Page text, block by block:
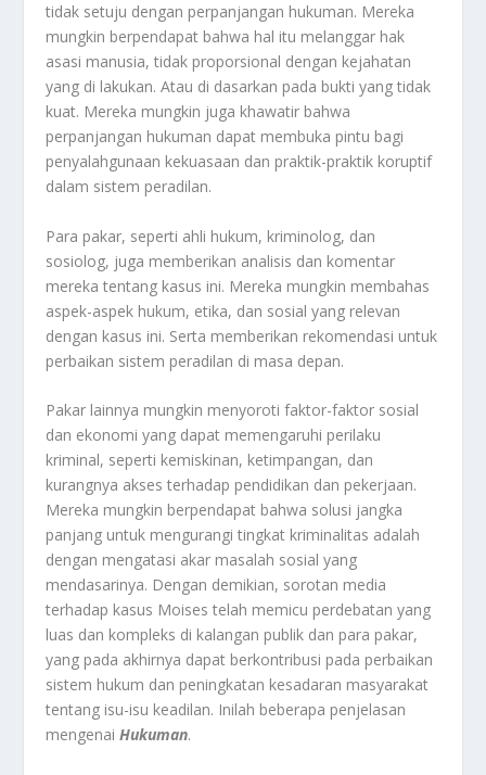
tidak setuju dengan perpanjangan hukuman. Mereka
mungkin berpendapat bahwa hal itu melanggar hak
asasi manusia, tidak proporsional dengan kejahatan
yang di lakukan. Atau di dasarkan pada bukti yang tidak
kuat. Mereka mungkin juga khawatir bahwa
perpanjangan hukuman dapat membuka pintu bagi
penyalahgunaan kekuasaan dan praktik-praktik koruptif
dalam sistem peradilan.
Para pakar, seperti ahli hukum, kriminolog, dan
sosiolog, juga memberikan analisis dan komentar
mereka tentang kasus ini. Mereka mungkin membahas
aspek-aspek hukum, etika, dan sosial yang relevan
dengan kasus ini. Serta memberikan rekomendasi untuk
perbaikan sistem peradilan di masa depan.
Pakar lainnya mungkin menyoroti faktor-faktor sosial
dan ekonomi yang dapat memengaruhi perilaku
kriminal, seperti kemiskinan, ketimpangan, dan
kurangnya akses terhadap pendidikan dan pekerjaan.
Mereka mungkin berpendapat bahwa solusi jangka
panjang untuk mengurangi tingkat kriminalitas adalah
dengan mengatasi akar masalah sosial yang
mendasarinya. Dengan demikian, sorotan media
terhadap kasus Moises telah memicu perdebatan yang
luas dan kompleks di kalangan publik dan para pakar,
yang pada akhirnya dapat berkontribusi pada perbaikan
sistem hukum dan peningkatan kesadaran masyarakat
tentang isu-isu keadilan. Inilah beberapa penjelasan
mengenaiHukuman.